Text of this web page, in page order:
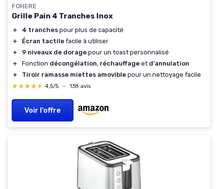
FOHERE
Grille Pain 4 Tranches Inox
＋ 4 tranches pour plus de capacité
＋
Écran tactile facile à utiliser
＋
9 niveaux de dorage pour un toast personnalisé
＋
Fonction décongélation, réchauffage et d'annulation
＋
Tiroir ramasse miettes amovible pour un nettoyage facile
★★★★★
★★★★★ 4,5/5 — 138 avis
Voir l'offre